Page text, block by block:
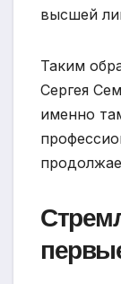
высшей
Таким
Сергея
именно